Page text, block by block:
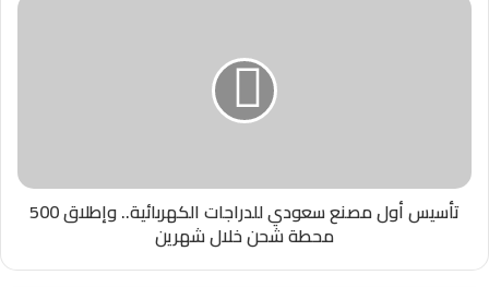
تأسيس أول مصنع سعودي للدراجات الكهربائية.. وإطلاق 500
محطة شحن خلال شهرين